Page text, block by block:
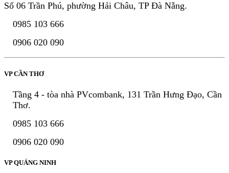
Số 06 Trần Phú, phường Hải Châu, TP Đà Nẵng.
0985 103 666
0906 020 090
VP CẦN THƠ
Tầng 4 - tòa nhà PVcombank, 131 Trần Hưng Đạo, Cần
Thơ.
0985 103 666
0906 020 090
VP QUẢNG NINH